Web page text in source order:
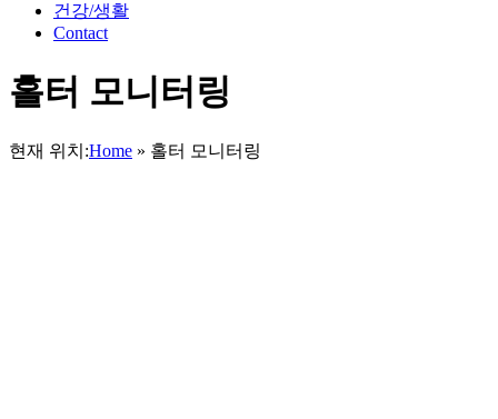
건강/생활
Contact
홀터 모니터링
현재 위치:Home » 홀터 모니터링